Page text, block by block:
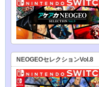
NEOGEOセレクションVol.8